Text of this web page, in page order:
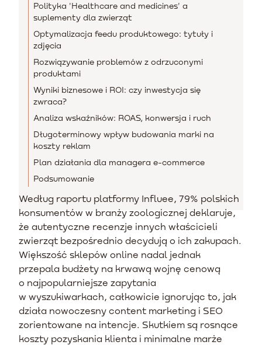
Polityka 'Healthcare and medicines' a
suplementy dla zwierząt
Optymalizacja feedu produktowego: tytuły i
zdjęcia
Rozwiązywanie problemów z odrzuconymi
produktami
Wyniki biznesowe i ROI: czy inwestycja się
zwraca?
Analiza wskaźników: ROAS, konwersja i ruch
Długoterminowy wpływ budowania marki na
koszty reklam
Plan działania dla managera e-commerce
Podsumowanie
Według raportu platformy Influee, 79% polskich
konsumentów w branży zoologicznej deklaruje,
że autentyczne recenzje innych właścicieli
zwierząt bezpośrednio decydują o ich zakupach.
Większość sklepów online nadal jednak
przepala budżety na krwawą wojnę cenową
o najpopularniejsze zapytania
w wyszukiwarkach, całkowicie ignorując to, jak
działa nowoczesny content marketing i SEO
zorientowane na intencje. Skutkiem są rosnące
koszty pozyskania klienta i minimalne marże